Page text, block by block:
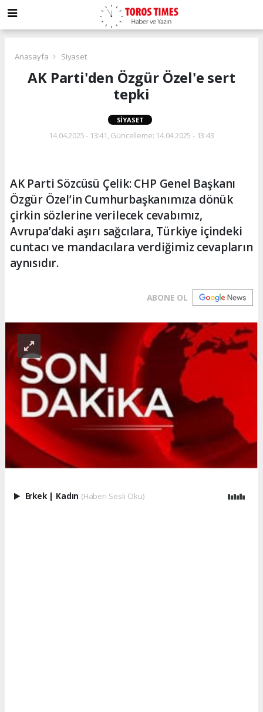
Anasayfa Siyaset
AK Parti'den Özgür Özel'e sert
tepki
SIYASET
14.04.2025 - 13:41, Güncelleme: 14.04.2025 - 13:43
AK Parti Sözcüsü Çelik: CHP Genel Başkanı
Özgür Özel’in Cumhurbaşkanımıza dönük
çirkin sözlerine verilecek cevabımız,
Avrupa’daki aşırı sağcılara, Türkiye içindeki
cuntacı ve mandacılara verdiğimiz cevapların
aynısıdır.
ABONE OL
Erkek | Kadın (Haberi Sesli Oku)